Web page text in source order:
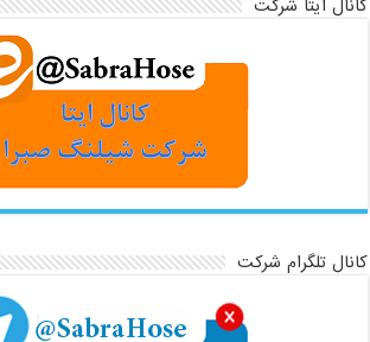
کانال ایتا شرکت
کانال تلگرام شرکت